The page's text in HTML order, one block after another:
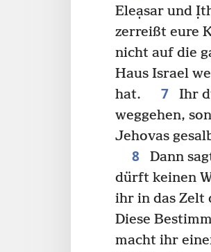
Eleạsar und
zerreißt eure
nicht auf die
Haus Israel
hat.
7
Ihr
weggehen,
Jehovas
8 Dann
dürft keinen
ihr in das Zelt
Diese
macht ihr